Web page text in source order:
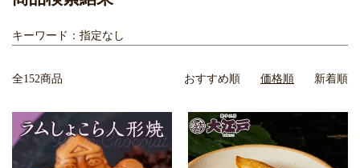
キーワード：指定なし
全152商品 おすすめ順 価格順 新着順